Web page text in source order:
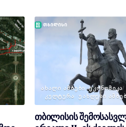
ᲐᲮᲐᲚᲘ ᲐᲛᲑᲔᲑᲘ ᲔᲙᲝᲜᲝᲛᲘᲙᲐ
ᲙᲣᲚᲢᲣᲠᲐ
ᲣᲐᲮᲚᲔᲡᲘ
თბილისის